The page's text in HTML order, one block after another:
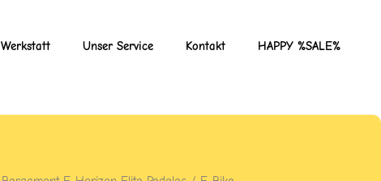
Werkstatt Unser Service Kontakt HAPPY %SALE%